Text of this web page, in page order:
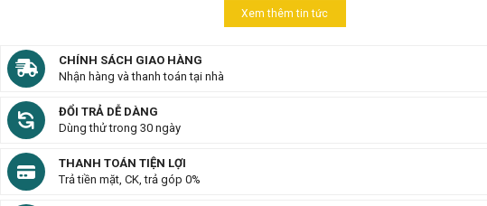
Xem thêm tin tức
CHÍNH SÁCH GIAO HÀNG
Nhận hàng và thanh toán tại nhà
ĐỔI TRẢ DỄ DÀNG
Dùng thử trong 30 ngày
THANH TOÁN TIỆN LỢI
Trả tiền mặt, CK, trả góp 0%